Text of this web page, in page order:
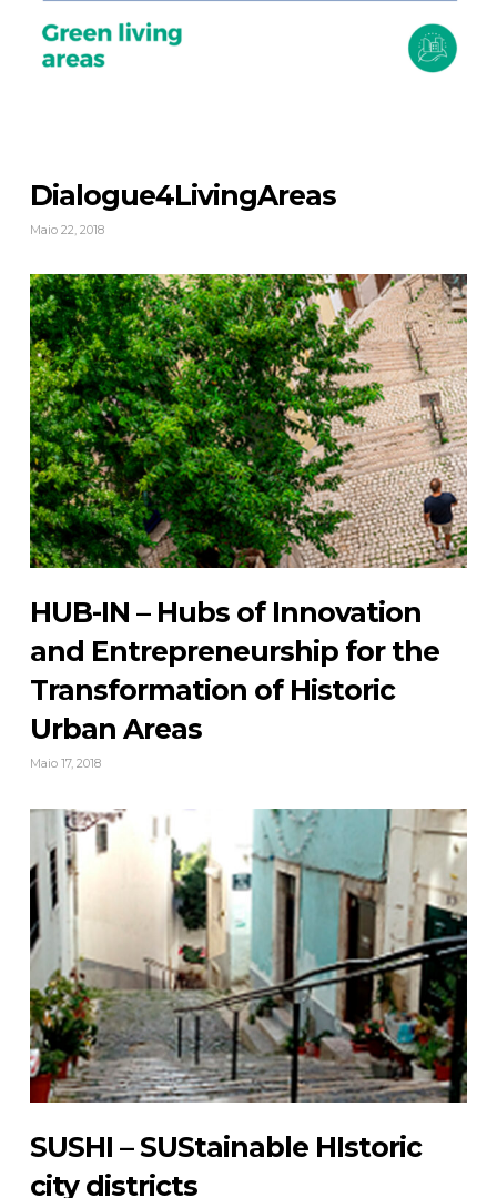
Dialogue4LivingAreas
Maio 22, 2018
HUB-IN – Hubs of Innovation
and Entrepreneurship for the
Transformation of Historic
Urban Areas
Maio 17, 2018
SUSHI – SUStainable HIstoric
city districts